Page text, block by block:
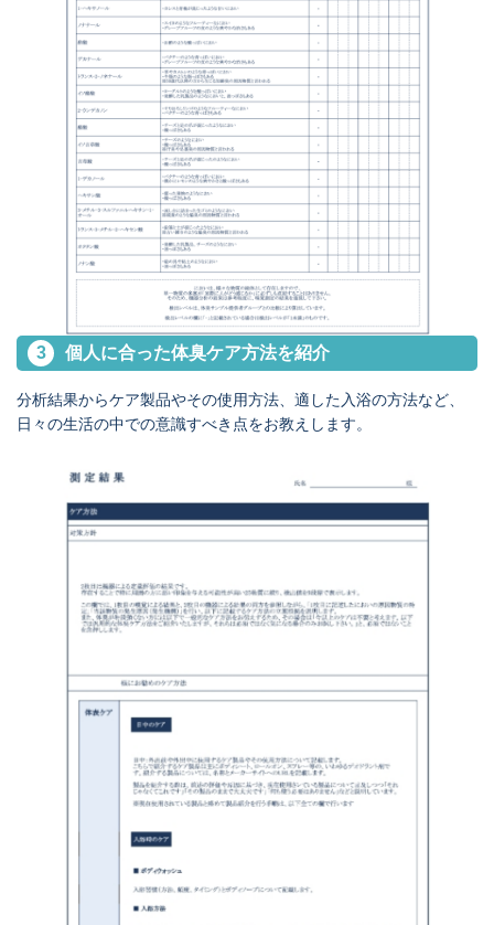
3 個人に合った体臭ケア方法を紹介
分析結果からケア製品やその使用方法、適した入浴の方法など、
日々の生活の中での意識すべき点をお教えします。